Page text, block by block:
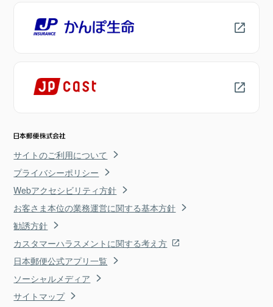
サイトのご利用について
プライバシーポリシー
Webアクセシビリティ方針
お客さま本位の業務運営に関する基本方針
勧誘方針
カスタマーハラスメントに関する考え方
日本郵便公式アプリ一覧
ソーシャルメディア
サイトマップ